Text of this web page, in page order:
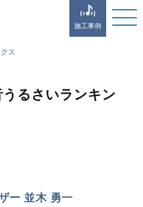
施工事例
ス
うるさいランキン
ー 並木 勇一